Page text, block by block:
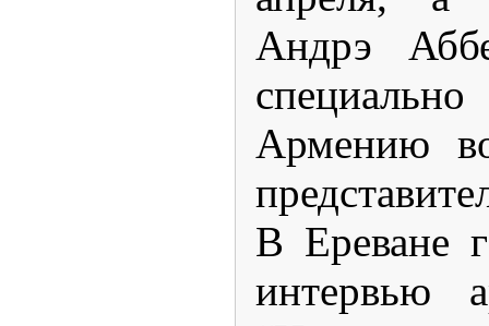
Андрэ
Армению
В Ереване
интервью